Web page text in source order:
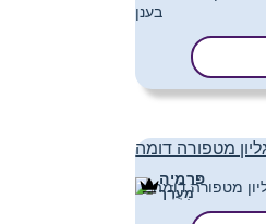
מטפורה דומה
פּרֶמיָה
מַעֲרָך